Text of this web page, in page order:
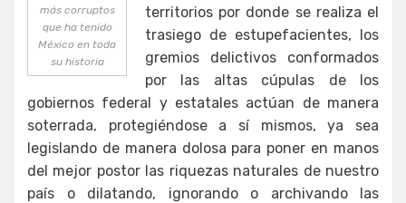
más corruptos
que ha tenido
México en toda
su historia
territorios por donde se realiza el
trasiego de estupefacientes, los
gremios delictivos conformados
por las altas cúpulas de los
gobiernos federal y estatales actúan de manera
soterrada, protegiéndose a sí mismos, ya sea
legislando de manera dolosa para poner en manos
del mejor postor las riquezas naturales de nuestro
país o dilatando, ignorando o archivando las